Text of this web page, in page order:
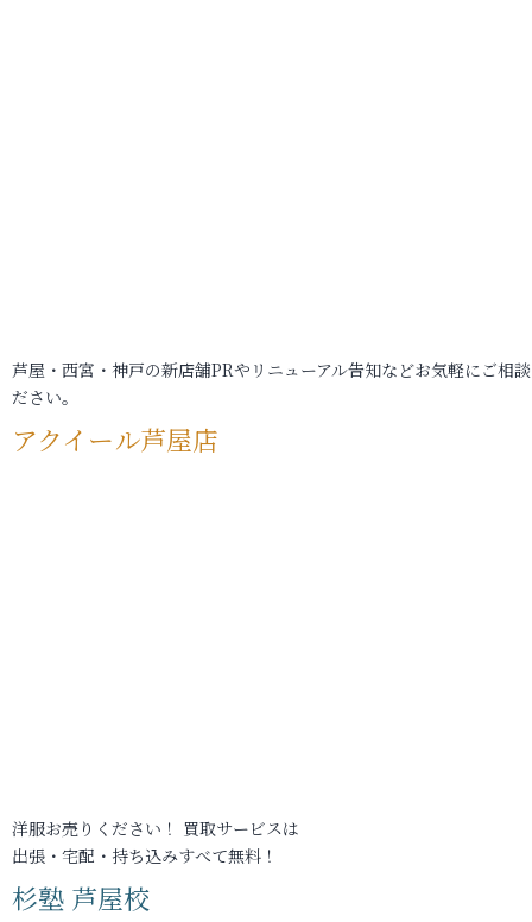
芦屋・西宮・神戸の新店舗PRやリニューアル告知などお気軽にご相
ださい。
アクイール芦屋店
洋服お売りください！ 買取サービスは
出張・宅配・持ち込みすべて無料！
杉塾 芦屋校